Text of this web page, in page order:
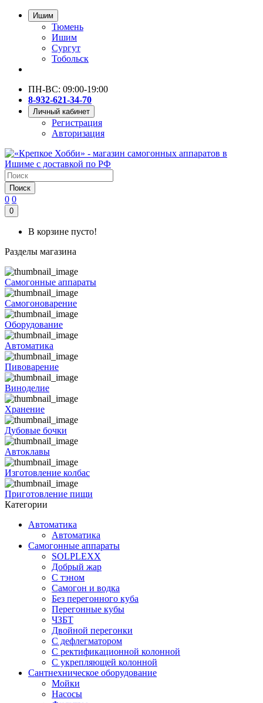
Ишим
Тюмень
Ишим
Сургут
Тобольск
ПН-ВС: 09:00-19:00
8-932-621-34-70
Личный кабинет
Регистрация
Авторизация
Поиск
0 0
0
В корзине пусто!
Разделы магазина
Самогонные аппараты
Самогоноварение
Оборудование
Автоматика
Пивоварение
Виноделие
Хранение
Дубовые бочки
Автоклавы
Изготовление колбас
Приготовление пищи
Категории
Автоматика
Автоматика
Самогонные аппараты
SOLPLEXX
Добрый жар
С тэном
Самогон и водка
Без перегонного куба
Перегонные кубы
ЧЗБТ
Двойной перегонки
С дефлегматором
С ректификационной колонной
С укрепляющей колонной
Сантнехническое оборудование
Мойки
Насосы